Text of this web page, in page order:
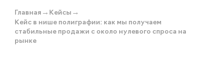
Главная → Кейсы →
Кейс в нише полиграфии: как мы получаем
стабильные продажи с около нулевого спроса на
рынке